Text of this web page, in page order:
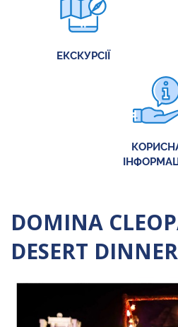
ЕКСКУРСІЇ
DOMINA
DESERT